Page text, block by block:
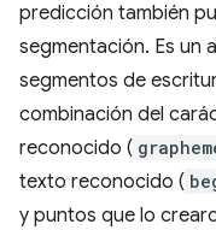
predicción también
segmentación. Es un
segmentos de
combinación del
reconocido (
texto reconocido (
y puntos que lo